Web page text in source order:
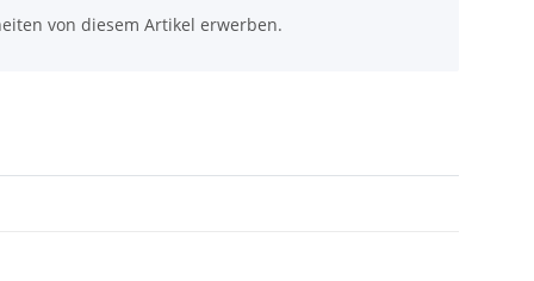
von diesem Artikel erwerben.